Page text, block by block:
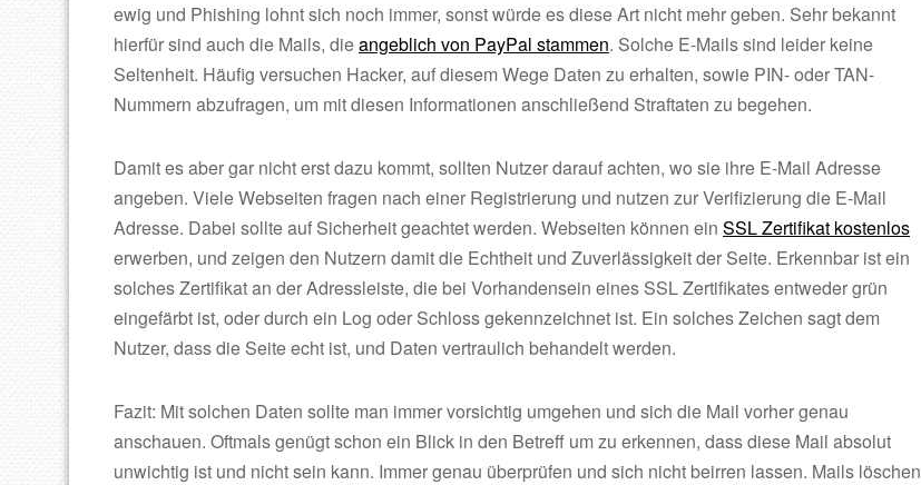
ewig und Phishing lohnt sich noch immer, sonst würde es diese Art nicht mehr geben. Sehr bekannt
hierfür sind auch die Mails, dieangeblich von PayPal stammen. Solche E-Mails sind leider keine
Seltenheit. Häufig versuchen Hacker, auf diesem Wege Daten zu erhalten, sowie PIN- oder TAN-
Nummern abzufragen, um mit diesen Informationen anschließend Straftaten zu begehen.
Damit es aber gar nicht erst dazu kommt, sollten Nutzer darauf achten, wo sie ihre E-Mail Adresse
angeben. Viele Webseiten fragen nach einer Registrierung und nutzen zur Verifizierung die E-Mail
Adresse. Dabei sollte auf Sicherheit geachtet werden. Webseiten können ein SSL Zertifikat kostenlos
erwerben, und zeigen den Nutzern damit die Echtheit und Zuverlässigkeit der Seite. Erkennbar ist ein
solches Zertifikat an der Adressleiste, die bei Vorhandensein eines SSL Zertifikates entweder grün
eingefärbt ist, oder durch ein Log oder Schloss gekennzeichnet ist. Ein solches Zeichen sagt dem
Nutzer, dass die Seite echt ist, und Daten vertraulich behandelt werden.
Fazit: Mit solchen Daten sollte man immer vorsichtig umgehen und sich die Mail vorher genau
anschauen. Oftmals genügt schon ein Blick in den Betreff um zu erkennen, dass diese Mail absolut
unwichtig ist und nicht sein kann. Immer genau überprüfen und sich nicht beirren lassen. Mails löschen